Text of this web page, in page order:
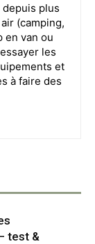
depuis plus
(camping,
en van ou
les
et
à faire des
test &